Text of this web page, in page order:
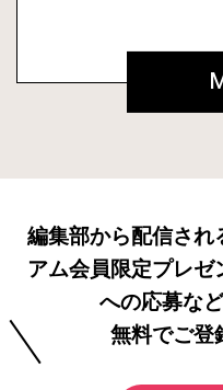
編集部から配信され
アム会員限定プレ
への応募な
無料でご登